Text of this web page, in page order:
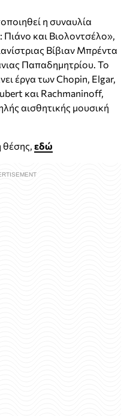
η συναυλία
και Βιολοντσέλο»,
Βίβιαν Μπρέντα
Παπαδημητρίου. Το
έργα των Chopin, Elgar,
και Rachmaninoff,
αισθητικής μουσική
εδώ